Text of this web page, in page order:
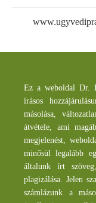
Ez a weboldal Dr.
írásos
másolása,
átvétele, ami
megjelenést,
minősül legalább
általunk írt
plagizálása. Jelen
számlázunk a